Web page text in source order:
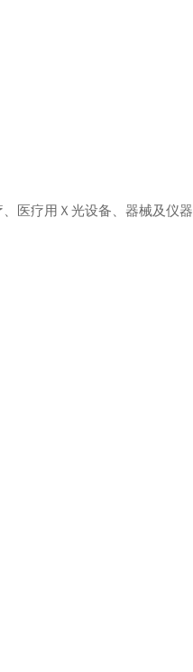
医疗用Ｘ光设备、器械及仪器